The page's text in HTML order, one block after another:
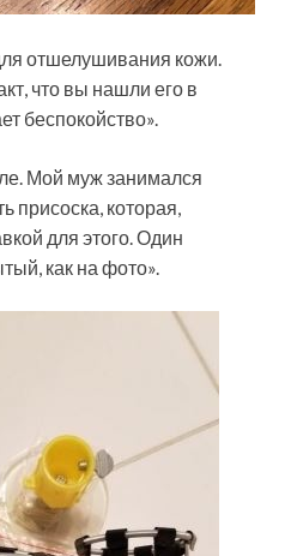
отшелушивания кожи.
что вы нашли его в
беспокойство».
Мой муж занимался
которая,
для этого. Один
как на фото».